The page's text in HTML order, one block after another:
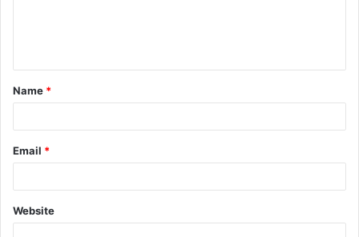
t
*
Name *
Email *
Website